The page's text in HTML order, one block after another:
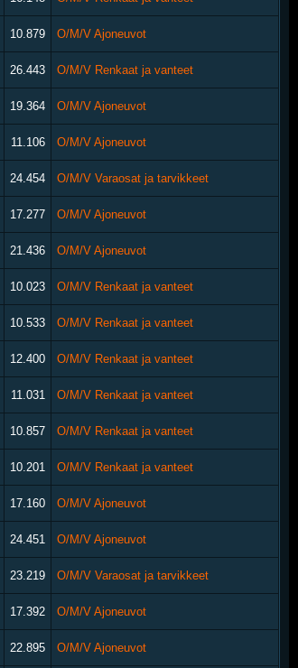
10.879 O/M/V Ajoneuvot
26.443 O/M/V Renkaat ja vanteet
19.364 O/M/V Ajoneuvot
11.106 O/M/V Ajoneuvot
24.454 O/M/V Varaosat ja tarvikkeet
17.277 O/M/V Ajoneuvot
21.436 O/M/V Ajoneuvot
10.023 O/M/V Renkaat ja vanteet
10.533 O/M/V Renkaat ja vanteet
12.400 O/M/V Renkaat ja vanteet
11.031 O/M/V Renkaat ja vanteet
10.857 O/M/V Renkaat ja vanteet
10.201 O/M/V Renkaat ja vanteet
17.160 O/M/V Ajoneuvot
24.451 O/M/V Ajoneuvot
23.219 O/M/V Varaosat ja tarvikkeet
17.392 O/M/V Ajoneuvot
22.895 O/M/V Ajoneuvot